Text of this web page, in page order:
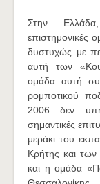
Στην
επιστημονικές
δυστυχώς με
αυτή των
ομάδα αυτή
ρομποτικού
2006 δεν
σημαντικές
μεράκι του
Κρήτης και των
και η ομάδα